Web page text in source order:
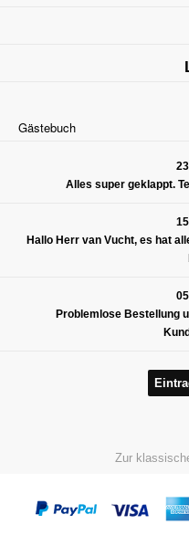
Gästebuch
Alles super geklappt.
Hallo Herr van Vucht, es hat
Problemlose Bestellung
Zur